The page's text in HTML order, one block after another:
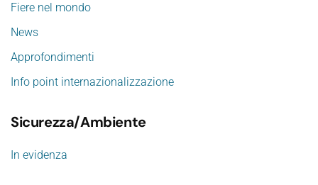
Fiere nel mondo
News
Approfondimenti
Info point internazionalizzazione
Sicurezza/Ambiente
In evidenza